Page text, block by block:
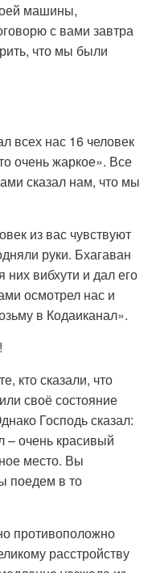
машины,
с вами завтра
что мы были
всех нас 16 человек
очень жаркое». Все
сказал нам, что мы
из вас чувствуют
руки. Бхагаван
вибхути и дал его
осмотрел нас и
в Кодаиканал».
кто сказали, что
своё состояние
Господь сказал:
– очень красивый
место. Вы
поедем в то
противоположно
расстройству